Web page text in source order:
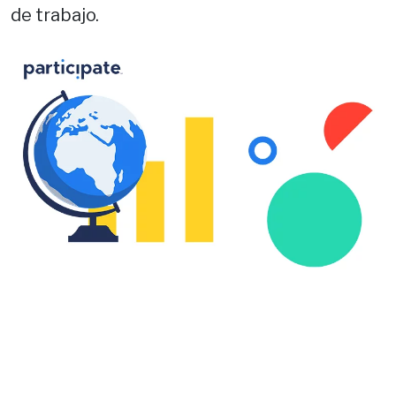
de trabajo.